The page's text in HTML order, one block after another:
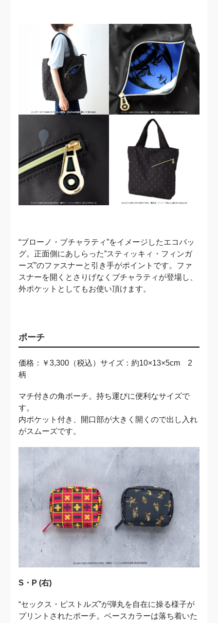
“ブローノ・ブチャラティ”をイメージしたエコバッ
グ。正面側にあしらった”スティッキィ・フィンガ
ーズ”のファスナーと引き手がポイントです。ファ
スナーを開くとさりげなくブチャラティが登場し、
外ポケットとしてもお使い頂けます。
ポーチ
価格：￥3,300（税込）サイズ：約10×13×5cm 2
柄
マチ付きの角ポーチ。持ち運びに便利なサイズで
す。
内ポケット付き、開口部が大きく開くので出し入れ
がスムーズです。
S・P (右)
“セックス・ピストルズ”が弾丸を自在に操る様子が
プリントされたポーチ。ベースカラーは落ち着いた